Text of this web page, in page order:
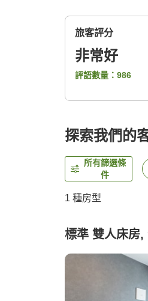
旅客評分
非常好
評語數量： 986
探索我們的
所有篩選條
件
1 種房型
標準 雙人床房,